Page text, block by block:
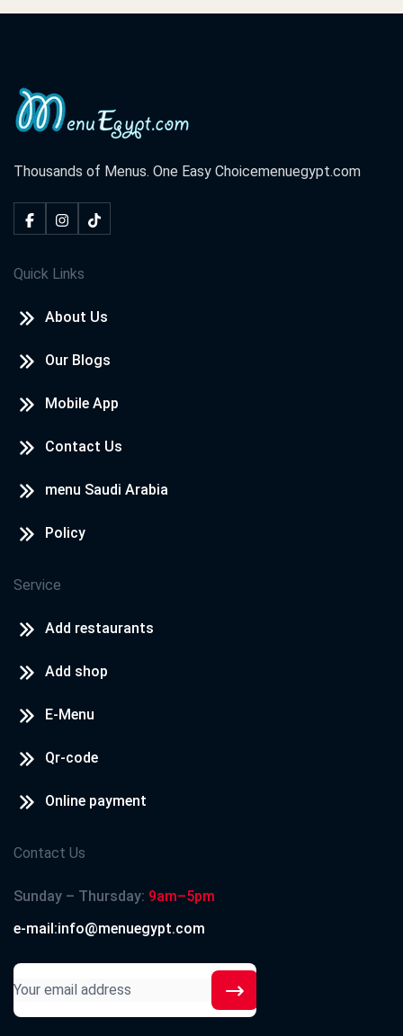
Thousands of Menus. One Easy Choicemenuegypt.com
Quick Links
About Us
Our Blogs
Mobile App
Contact Us
menu Saudi Arabia
Policy
Service
Add restaurants
Add shop
E-Menu
Qr-code
Online payment
Contact Us
Sunday – Thursday: 9am–5pm
e-mail:info@menuegypt.com